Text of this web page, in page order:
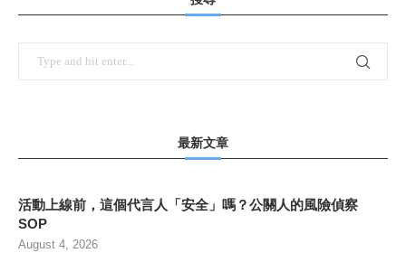
最新文章
活動上線前，這個代言人「安全」嗎？公關人的風險偵察
SOP
August 4, 2026